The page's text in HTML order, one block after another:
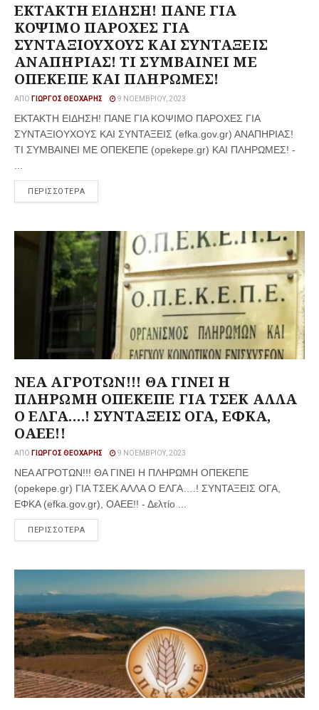
ΕΚΤΑΚΤΗ ΕΙΔΗΣΗ! ΠΑΝΕ ΓΙΑ
ΚΟΨΙΜΟ ΠΑΡΟΧΕΣ ΓΙΑ
ΣΥΝΤΑΞΙΟΥΧΟΥΣ ΚΑΙ ΣΥΝΤΑΞΕΙΣ
ΑΝΑΠΗΡΙΑΣ! ΤΙ ΣΥΜΒΑΙΝΕΙ ΜΕ
ΟΠΕΚΕΠΕ ΚΑΙ ΠΛΗΡΩΜΕΣ!
ΑΠΌ ΓΙΏΡΓΟΣ ΘΕΟΧΆΡΗΣ 9 ΝΟΕΜΒΡΊΟΥ, 2023
ΕΚΤΑΚΤΗ ΕΙΔΗΣΗ! ΠΑΝΕ ΓΙΑ ΚΟΨΙΜΟ ΠΑΡΟΧΕΣ ΓΙΑ
ΣΥΝΤΑΞΙΟΥΧΟΥΣ ΚΑΙ ΣΥΝΤΑΞΕΙΣ (efka.gov.gr) ΑΝΑΠΗΡΙΑΣ!
ΤΙ ΣΥΜΒΑΙΝΕΙ ΜΕ ΟΠΕΚΕΠΕ (opekepe.gr) ΚΑΙ ΠΛΗΡΩΜΕΣ! -
ΠΕΡΙΣΣΟΤΕΡΑ
ΝΕΑ ΑΓΡΟΤΩΝ!!! ΘΑ ΓΙΝΕΙ Η
ΠΛΗΡΩΜΗ ΟΠΕΚΕΠΕ ΓΙΑ ΤΣΕΚ ΑΛΛΑ
Ο ΕΛΓΑ….! ΣΥΝΤΑΞΕΙΣ ΟΓΑ, ΕΦΚΑ,
ΟΑΕΕ!!
ΑΠΌ ΓΙΏΡΓΟΣ ΘΕΟΧΆΡΗΣ 9 ΝΟΕΜΒΡΊΟΥ, 2023
ΝΕΑ ΑΓΡΟΤΩΝ!!! ΘΑ ΓΙΝΕΙ Η ΠΛΗΡΩΜΗ ΟΠΕΚΕΠΕ
(opekepe.gr) ΓΙΑ ΤΣΕΚ ΑΛΛΑ Ο ΕΛΓΑ….! ΣΥΝΤΑΞΕΙΣ ΟΓΑ,
ΕΦΚΑ (efka.gov.gr), ΟΑΕΕ!! - Δελτίο ...
ΠΕΡΙΣΣΟΤΕΡΑ